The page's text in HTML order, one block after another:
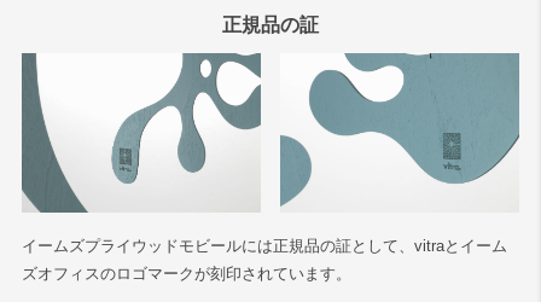
正規品の証
イームズプライウッドモビールには正規品の証として、vitraとイーム
ズオフィスのロゴマークが刻印されています。